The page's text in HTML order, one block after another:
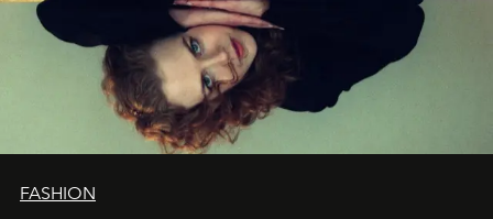
FASHION